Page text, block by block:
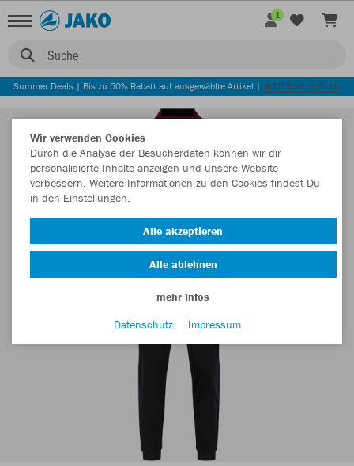
Suche
1
Summer Deals | Bis zu 50% Rabatt auf ausgewählte Artikel | JETZT ENTDECKEN
Wir verwenden Cookies
Durch die Analyse der Besucherdaten können wir dir
personalisierte Inhalte anzeigen und unsere Website
verbessern. Weitere Informationen zu den Cookies findest Du
in den Einstellungen.
Alle akzeptieren
Alle ablehnen
mehr Infos
Datenschutz
Impressum